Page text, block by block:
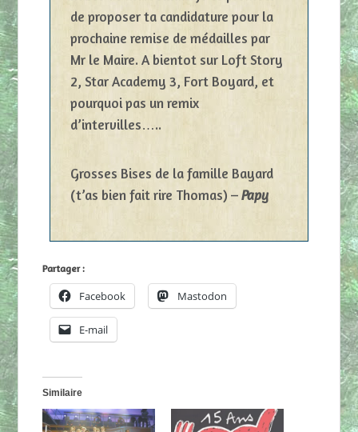
de proposer ta candidature pour la
prochaine remise de médailles par
Mr le Maire. A bientot sur Loft Story
2, Star Academy 3, Fort Boyard, et
pourquoi pas un remix
d’intervilles…..
Grosses Bises de la famille Bayard
(t’as bien fait rire Thomas) –Papy
Partager :
Facebook Mastodon
E-mail
Similaire